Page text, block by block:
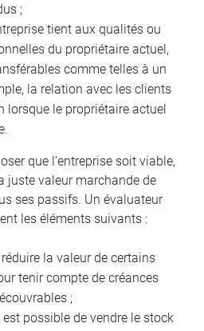
;
tient aux qualités ou
du propriétaire actuel,
comme telles à un
la relation avec les clients
lorsque le propriétaire actuel
que l’entreprise soit viable,
juste valeur marchande de
ses passifs. Un évaluateur
les éléments suivants :
la valeur de certains
tenir compte de créances
;
possible de vendre le stock